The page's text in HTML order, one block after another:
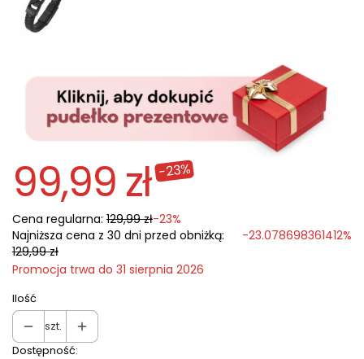
99,99 zł -23%
Cena regularna: 129,99 zł-23%
Najniższa cena z 30 dni przed obniżką:
129,99 zł
-23.078698361412%
Promocja trwa do 31 sierpnia 2026
Ilość
szt.
Dostępność: